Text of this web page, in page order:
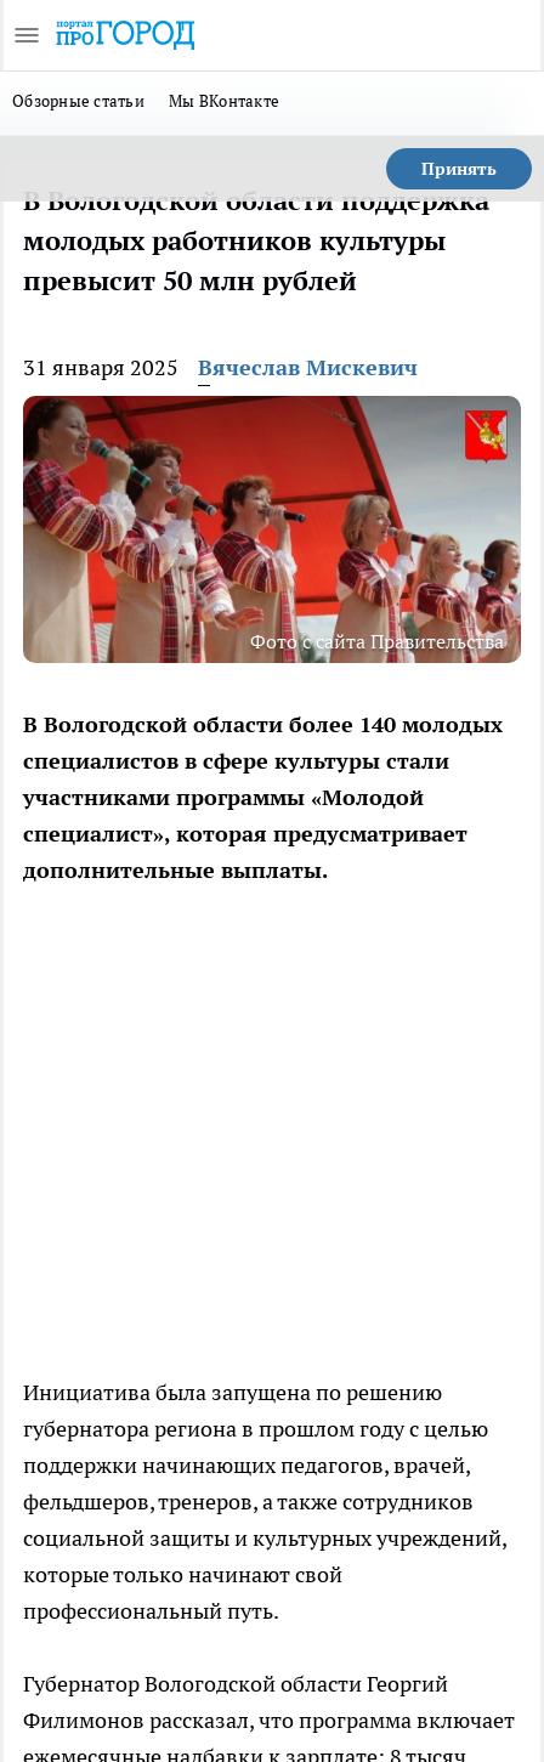
Обзорные статьи Мы ВКонтакте
Принять
В Вологодской области поддержка
молодых работников культуры
превысит 50 млн рублей
31 января 2025 Вячеслав Мискевич
Фото с сайта Правительства
В Вологодской области более 140 молодых
специалистов в сфере культуры стали
участниками программы «Молодой
специалист», которая предусматривает
дополнительные выплаты.
Инициатива была запущена по решению
губернатора региона в прошлом году с целью
поддержки начинающих педагогов, врачей,
фельдшеров, тренеров, а также сотрудников
социальной защиты и культурных учреждений,
которые только начинают свой
профессиональный путь.
Губернатор Вологодской области Георгий
Филимонов рассказал, что программа включает
ежемесячные надбавки к зарплате: 8 тысяч